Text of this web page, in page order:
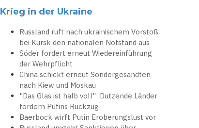
Krieg in der Ukraine
Russland ruft nach ukrainischem Vorstoß
bei Kursk den nationalen Notstand aus
Söder fordert erneut Wiedereinführung
der Wehrpflicht
China schickt erneut Sondergesandten
nach Kiew und Moskau
"Das Glas ist halb voll": Dutzende Länder
fordern Putins Rückzug
Baerbock wirft Putin Eroberungslust vor